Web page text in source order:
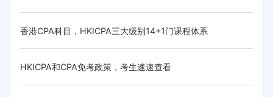
香港CPA科目，HKICPA三大级别14+1门课程体系
HKICPA和CPA免考政策，考生速速查看